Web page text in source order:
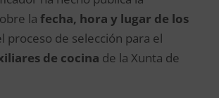
la fecha, hora y lugar de los
proceso de selección para el
de cocina de la Xunta de